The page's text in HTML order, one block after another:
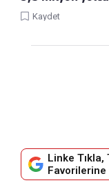
Kaydet
Linke
Favorilerine